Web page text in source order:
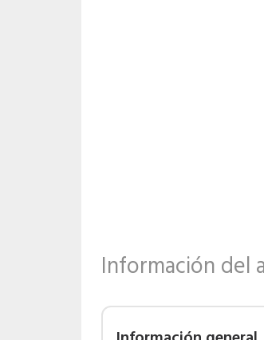
Información del